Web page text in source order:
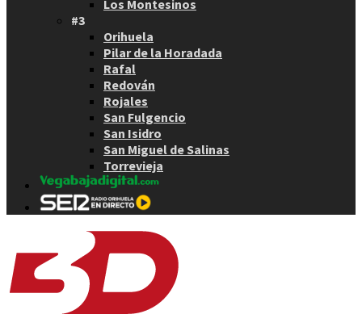
Los Montesinos
#3
Orihuela
Pilar de la Horadada
Rafal
Redován
Rojales
San Fulgencio
San Isidro
San Miguel de Salinas
Torrevieja